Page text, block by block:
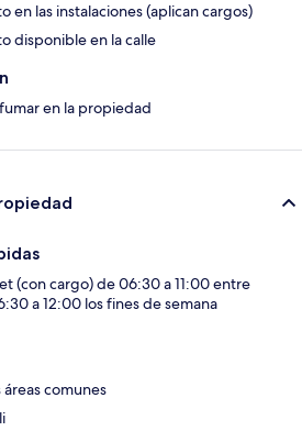
en las instalaciones (aplican cargos)
disponible en la calle
en la propiedad
(con cargo) de 06:30 a 11:00 entre
a 12:00 los fines de semana
áreas comunes